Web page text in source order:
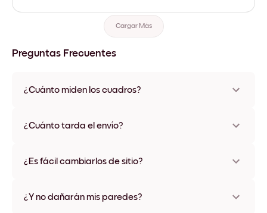
Cargar Más
Preguntas Frecuentes
¿Cuánto miden los cuadros?
varios materiales y colores de marco, incluidas opciones sin
¿Cuánto tarda el envío?
disponibles en algunos países. Te enviaremos un número de
¿Es fácil cambiarlos de sitio?
ningún daño
¿Y no dañarán mis paredes?